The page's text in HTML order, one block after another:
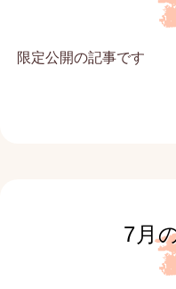
限定公開の記事です
7月